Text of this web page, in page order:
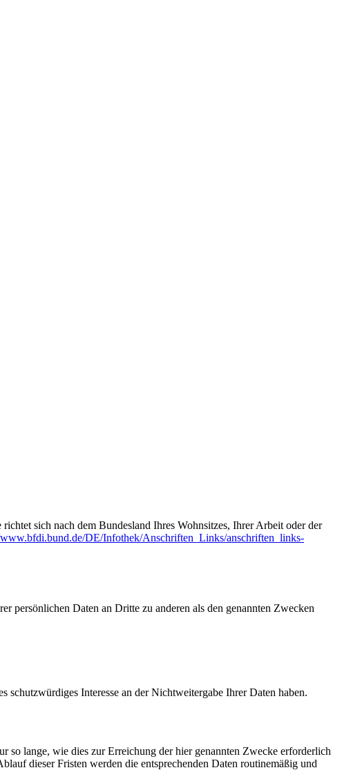
sich nach dem Bundesland Ihres Wohnsitzes, Ihrer Arbeit oder der
DE/Infothek/Anschriften_Links/anschriften_links-
persönlichen Daten an Dritte zu anderen als den genannten Zwecken
schutzwürdiges Interesse an der Nichtweitergabe Ihrer Daten haben.
so lange, wie dies zur Erreichung der hier genannten Zwecke erforderlich
dieser Fristen werden die entsprechenden Daten routinemäßig und